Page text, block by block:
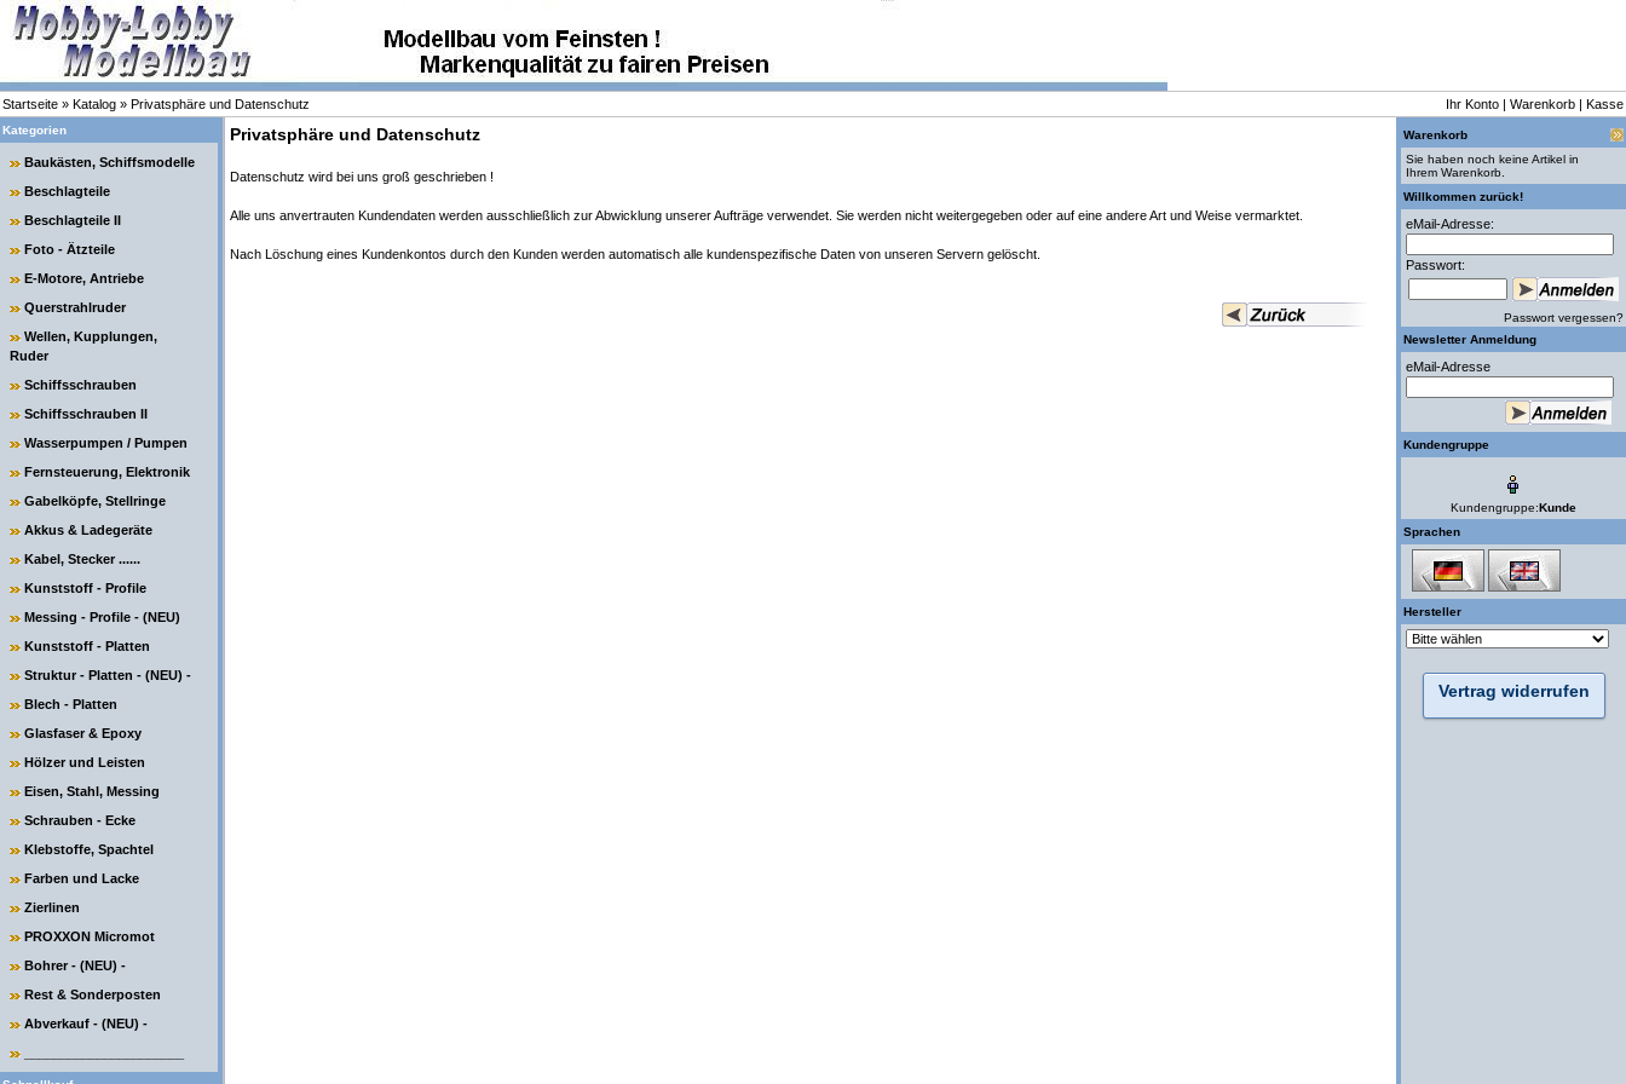
Startseite » Katalog » Privatsphäre und Datenschutz Ihr Konto | Warenkorb | Kasse
Kategorien
Baukästen, Schiffsmodelle
Beschlagteile
Beschlagteile II
Foto - Ätzteile
E-Motore, Antriebe
Querstrahlruder
Wellen, Kupplungen,
Ruder
Schiffsschrauben
Schiffsschrauben II
Wasserpumpen / Pumpen
Fernsteuerung, Elektronik
Gabelköpfe, Stellringe
Akkus & Ladegeräte
Kabel, Stecker ......
Kunststoff - Profile
Messing - Profile - (NEU)
Kunststoff - Platten
Struktur - Platten - (NEU) -
Blech - Platten
Glasfaser & Epoxy
Hölzer und Leisten
Eisen, Stahl, Messing
Schrauben - Ecke
Klebstoffe, Spachtel
Farben und Lacke
Zierlinen
PROXXON Micromot
Bohrer - (NEU) -
Rest & Sonderposten
Abverkauf - (NEU) -
Privatsphäre und Datenschutz
Datenschutz wird bei uns groß geschrieben !
Alle uns anvertrauten Kundendaten werden ausschließlich zur Abwicklung unserer Aufträge verwendet. Sie werden nicht weitergegeben oder auf eine andere Art und Weise vermarktet.
Nach Löschung eines Kundenkontos durch den Kunden werden automatisch alle kundenspezifische Daten von unseren Servern gelöscht.
Warenkorb
Sie haben noch keine Artikel in
Ihrem Warenkorb.
Willkommen zurück!
eMail-Adresse:
Passwort:
Passwort vergessen?
Newsletter Anmeldung
eMail-Adresse
Kundengruppe
Kundengruppe:Kunde
Sprachen
Hersteller
Vertrag widerrufen